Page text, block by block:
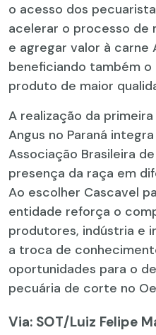
o acesso dos
acelerar o processo de
e agregar valor à carne
beneficiando também
produto de maior
A realização da
Angus no Paraná
Associação Brasileira
presença da raça em
Ao escolher Cascavel
entidade reforça o
produtores, indústria e
a troca de
oportunidades para o
pecuária de corte no
Via: SOT/Luiz Felipe